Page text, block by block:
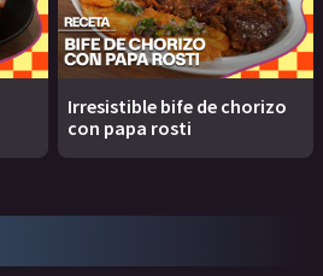
Irresistible bife de chorizo
con papa rosti